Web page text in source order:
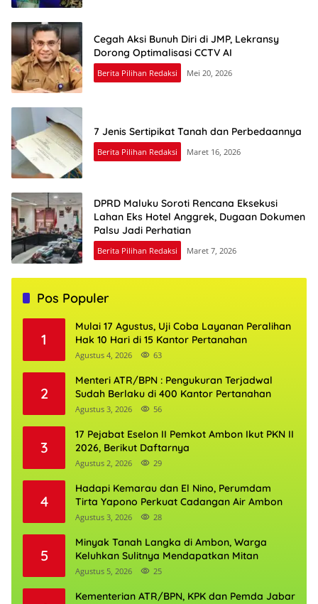
Cegah Aksi Bunuh Diri di JMP, Lekransy
Dorong Optimalisasi CCTV AI
Berita Pilihan Redaksi Mei 20, 2026
7 Jenis Sertipikat Tanah dan Perbedaannya
Berita Pilihan Redaksi Maret 16, 2026
DPRD Maluku Soroti Rencana Eksekusi
Lahan Eks Hotel Anggrek, Dugaan Dokumen
Palsu Jadi Perhatian
Berita Pilihan Redaksi Maret 7, 2026
Pos Populer
1
Mulai 17 Agustus, Uji Coba Layanan Peralihan
Hak 10 Hari di 15 Kantor Pertanahan
Agustus 4, 2026 63
2
Menteri ATR/BPN : Pengukuran Terjadwal
Sudah Berlaku di 400 Kantor Pertanahan
Agustus 3, 2026 56
3
17 Pejabat Eselon II Pemkot Ambon Ikut PKN II
2026, Berikut Daftarnya
Agustus 2, 2026 29
4
Hadapi Kemarau dan El Nino, Perumdam
Tirta Yapono Perkuat Cadangan Air Ambon
Agustus 3, 2026 28
5
Minyak Tanah Langka di Ambon, Warga
Keluhkan Sulitnya Mendapatkan Mitan
Agustus 5, 2026 25
Kementerian ATR/BPN, KPK dan Pemda Jabar